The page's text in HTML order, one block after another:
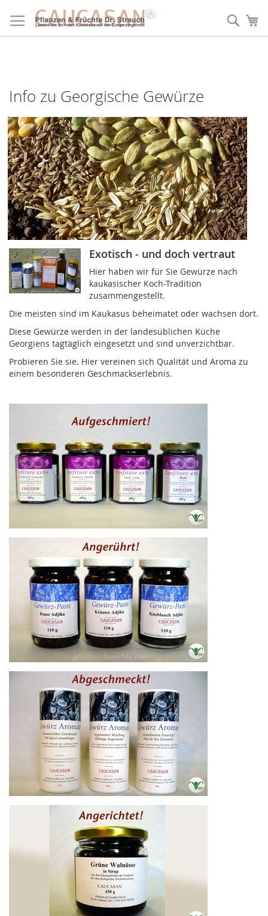
zum
Inhalt
Info zu Georgische Gewürze
Exotisch - und doch vertraut
Hier haben wir für Sie Gewürze nach
kaukasischer Koch-Tradition
zusammengestellt.
Die meisten sind im Kaukasus beheimatet oder wachsen dort.
Diese Gewürze werden in der landesüblichen Küche
Georgiens tagtäglich eingesetzt und sind unverzichtbar.
Probieren Sie sie. Hier vereinen sich Qualität und Aroma zu
einem besonderen Geschmackserlebnis.